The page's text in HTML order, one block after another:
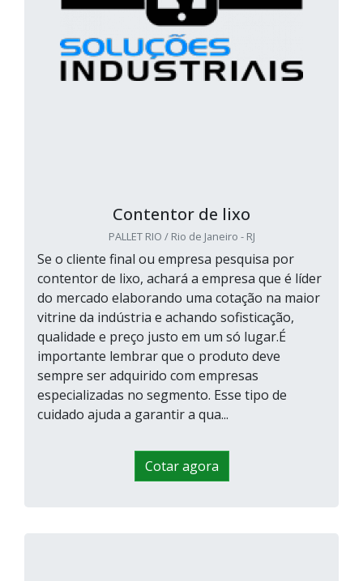
Contentor de lixo
PALLET RIO / Rio de Janeiro - RJ
Se o cliente final ou empresa pesquisa por
contentor de lixo, achará a empresa que é líder
do mercado elaborando uma cotação na maior
vitrine da indústria e achando sofisticação,
qualidade e preço justo em um só lugar.É
importante lembrar que o produto deve
sempre ser adquirido com empresas
especializadas no segmento. Esse tipo de
cuidado ajuda a garantir a qua...
Cotar agora